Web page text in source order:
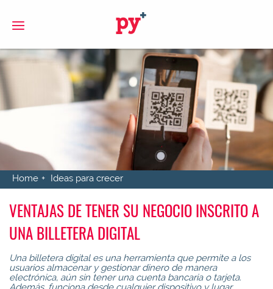
Home Ideas para crecer
VENTAJAS DE TENER SU NEGOCIO INSCRITO A
UNA BILLETERA DIGITAL
Una billetera digital es una herramienta que permite a los
usuarios almacenar y gestionar dinero de manera
electrónica, aún sin tener una cuenta bancaria o tarjeta.